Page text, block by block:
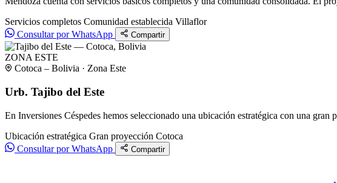
Servicios completos Comunidad establecida Villaflor
Consultar por WhatsApp
Compartir
ZONA ESTE
Cotoca – Bolivia · Zona Este
Urb. Tajibo del Este
En Inversiones Céspedes hemos seleccionado una ubicación estratégica con una
Ubicación estratégica Gran proyección Cotoca
Consultar por WhatsApp
Compartir